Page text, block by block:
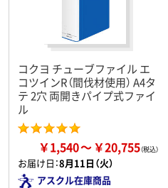
コクヨ チューブファイル エ
コツインR（間伐材使用） A4タ
テ 2穴 両開きパイプ式ファイ
ル
￥1,540 ￥20,755
お届け日：8月11日（火）
アスクル在庫商品